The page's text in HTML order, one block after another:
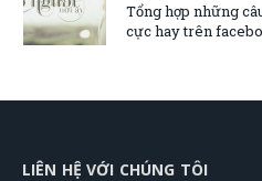
Tổng hợp những
cực hay trên
LIÊN HỆ VỚI CHÚNG TÔI